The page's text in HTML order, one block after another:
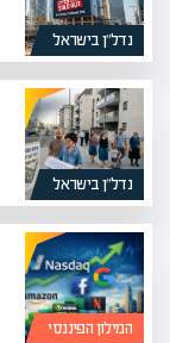
נדל”ן בישראל
נדל”ן בישראל
המילון הפיננסי